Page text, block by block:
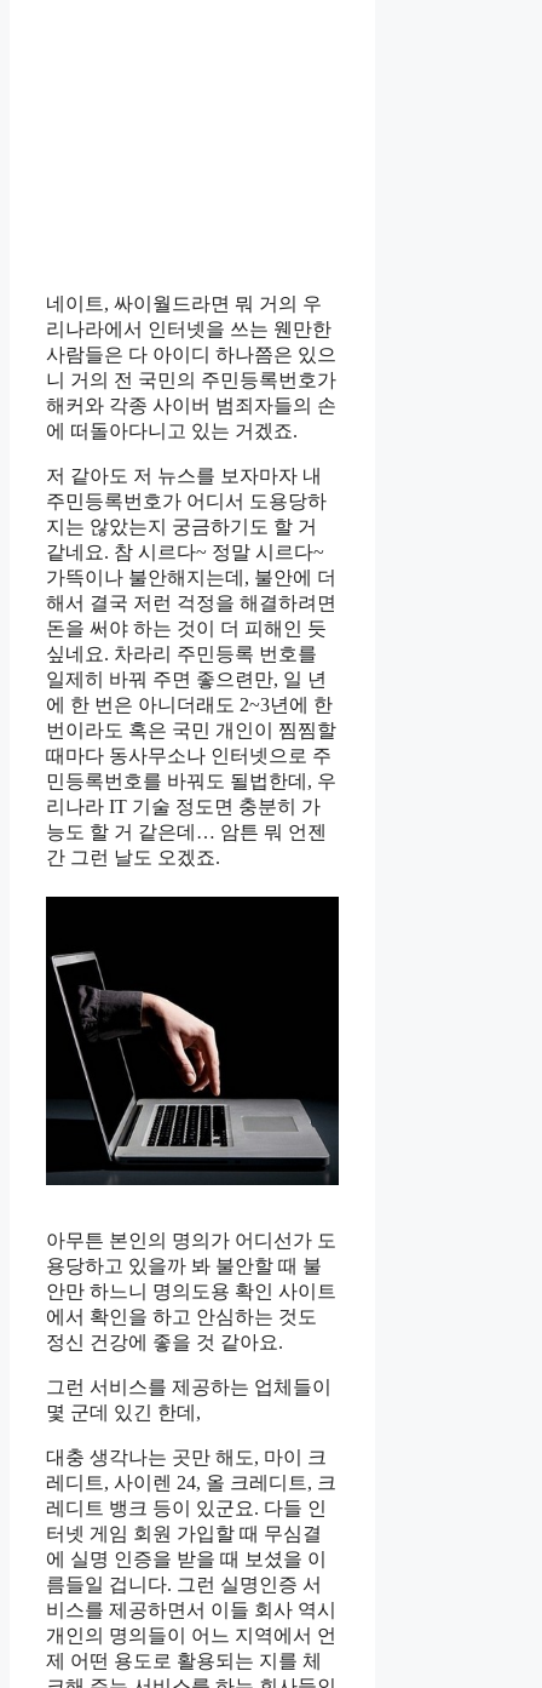
네이트, 싸이월드라면 뭐 거의 우
리나라에서 인터넷을 쓰는 웬만한
사람들은 다 아이디 하나쯤은 있으
니 거의 전 국민의 주민등록번호가
해커와 각종 사이버 범죄자들의 손
에 떠돌아다니고 있는 거겠죠.
저 같아도 저 뉴스를 보자마자 내
주민등록번호가 어디서 도용당하
지는 않았는지 궁금하기도 할 거
같네요. 참 시르다~ 정말 시르다~
가뜩이나 불안해지는데, 불안에 더
해서 결국 저런 걱정을 해결하려면
돈을 써야 하는 것이 더 피해인 듯
싶네요. 차라리 주민등록 번호를
일제히 바꿔 주면 좋으련만, 일 년
에 한 번은 아니더래도 2~3년에 한
번이라도 혹은 국민 개인이 찜찜할
때마다 동사무소나 인터넷으로 주
민등록번호를 바꿔도 될법한데, 우
리나라 IT 기술 정도면 충분히 가
능도 할 거 같은데… 암튼 뭐 언젠
간 그런 날도 오겠죠.
아무튼 본인의 명의가 어디선가 도
용당하고 있을까 봐 불안할 때 불
안만 하느니 명의도용 확인 사이트
에서 확인을 하고 안심하는 것도
정신 건강에 좋을 것 같아요.
그런 서비스를 제공하는 업체들이
몇 군데 있긴 한데,
대충 생각나는 곳만 해도, 마이 크
레디트, 사이렌 24, 올 크레디트, 크
레디트 뱅크 등이 있군요. 다들 인
터넷 게임 회원 가입할 때 무심결
에 실명 인증을 받을 때 보셨을 이
름들일 겁니다. 그런 실명인증 서
비스를 제공하면서 이들 회사 역시
개인의 명의들이 어느 지역에서 언
제 어떤 용도로 활용되는 지를 체